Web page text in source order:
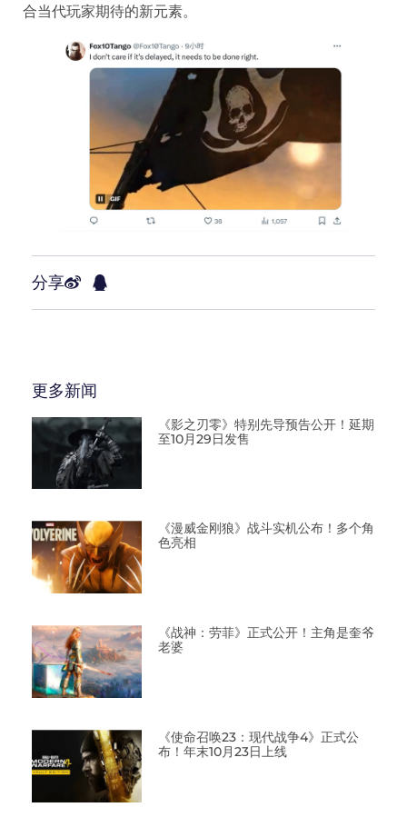
合当代玩家期待的新元素。
分享
更多新闻
《影之刃零》特别先导预告公开！延期
至10月29日发售
《漫威金刚狼》战斗实机公布！多个角
色亮相
《战神：劳菲》正式公开！主角是奎爷
老婆
《使命召唤23：现代战争4》正式公
布！年末10月23日上线